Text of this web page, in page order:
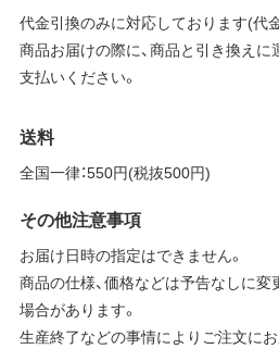
代金引換のみに対応しております(代
商品お届けの際に、商品と引き換え
支払いください。
送料
全国一律：550円(税抜500円)
その他注意事項
お届け日時の指定はできません。
商品の仕様、価格などは予告なしに
場合があります。
生産終了などの事情によりご注文に